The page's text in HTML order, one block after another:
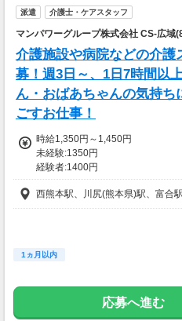
派遣 介護士・ケアスタッフ
マンパワーグループ株式会社 CS-広域
介護施設や病院などの介
募！週3日～、1日7時間以
ん・おばあちゃんの気持
ごすお仕事！
時給1,350円～1,450円
未経験:1350円
経験者:1400円
介護福祉士:1450円
西熊本駅、川尻(熊本県)駅、富合駅
1ヵ月以内
応募へ進む